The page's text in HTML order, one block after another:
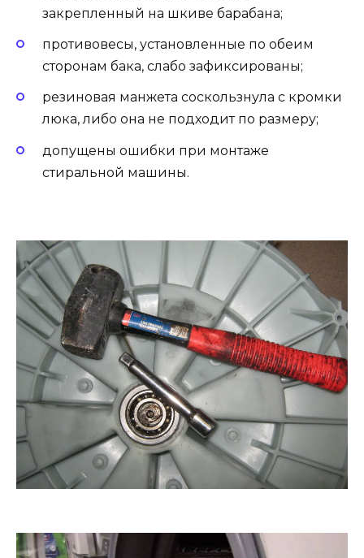
закрепленный на шкиве барабана;
противовесы, установленные по обеим
сторонам бака, слабо зафиксированы;
резиновая манжета соскользнула с кромки
люка, либо она не подходит по размеру;
допущены ошибки при монтаже
стиральной машины.